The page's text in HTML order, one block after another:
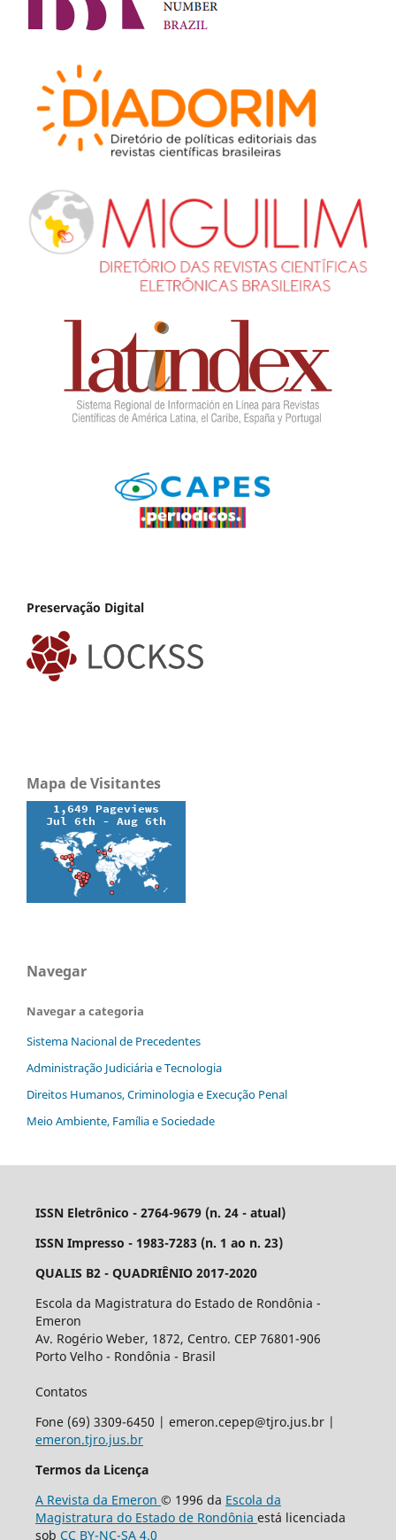
Preservação Digital
Mapa de Visitantes
Navegar
Navegar a categoria
Sistema Nacional de Precedentes
Administração Judiciária e Tecnologia
Direitos Humanos, Criminologia e Execução Penal
Meio Ambiente, Família e Sociedade
ISSN Eletrônico - 2764-9679 (n. 24 - atual)
ISSN Impresso - 1983-7283 (n. 1 ao n. 23)
QUALIS B2 - QUADRIÊNIO 2017-2020
Escola da Magistratura do Estado de Rondônia -
Emeron
Av. Rogério Weber, 1872, Centro. CEP 76801-906
Porto Velho - Rondônia - Brasil
Contatos
Fone (69) 3309-6450 | emeron.cepep@tjro.jus.br |
emeron.tjro.jus.br
Termos da Licença
A Revista da Emeron © 1996 da Escola da
Magistratura do Estado de Rondônia está licenciada
sob CC BY-NC-SA 4.0